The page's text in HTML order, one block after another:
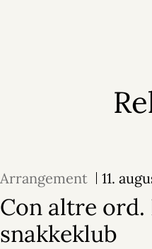
Arrangement 11.
Con altre
snakkeklub